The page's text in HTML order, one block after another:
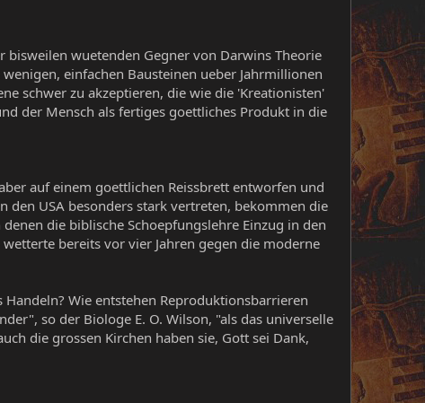
bisweilen wuetenden Gegner von Darwins Theorie
einfachen Bausteinen ueber Jahrmillionen
schwer zu akzeptieren, die wie die 'Kreationisten'
der Mensch als fertiges goettliches Produkt in die
auf einem goettlichen Reissbrett entworfen und
den USA besonders stark vertreten, bekommen die
die biblische Schoepfungslehre Einzug in den
bereits vor vier Jahren gegen die moderne
Wie entstehen Reproduktionsbarrieren
so der Biologe E. O. Wilson, "als das universelle
die grossen Kirchen haben sie, Gott sei Dank,